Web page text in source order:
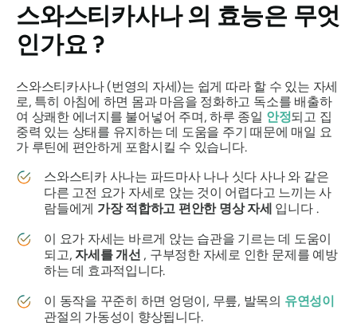
스와스티카사나의 효능은 무엇
인가요 ?
스와스티카사나(번영의 자세)는 쉽게 따라 할 수 있는 자세
로, 특히 아침에 하면 몸과 마음을 정화하고 독소를 배출하
여 상쾌한 에너지를 불어넣어 주며, 하루 종일 안정되고 집
중력 있는 상태를 유지하는 데 도움을 주기 때문에 매일 요
가 루틴에 편안하게 포함시킬 수 있습니다.
스와스티카 사나는 파드마사나나 싯다 사나 와 같은
다른 고전 요가 자세로 앉는 것이 어렵다고 느끼는 사
람들에게 가장 적합하고 편안한 명상 자세 입니다 .
이 요가 자세는 바르게 앉는 습관을 기르는 데 도움이
되고,자세를 개선 , 구부정한 자세로 인한 문제를 예방
하는 데 효과적입니다.
이 동작을 꾸준히 하면 엉덩이, 무릎, 발목의 유연성이
관절의 가동성이 향상됩니다.